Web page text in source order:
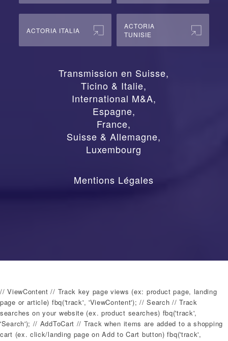
ACTORIA ITALIA
ACTORIA
TUNISIE
Transmission en Suisse,
Ticino & Italie,
International M&A,
Espagne,
France,
Suisse & Allemagne,
Luxembourg
Mentions Légales
// ViewContent // Track key page views (ex: product page, landing
page or article) fbq('track', 'ViewContent'); // Search // Track
searches on your website (ex. product searches) fbq('track',
'Search'); // AddToCart // Track when items are added to a shopping
cart (ex. click/landing page on Add to Cart button) fbq('track',